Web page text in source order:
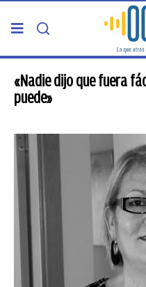
PORTADA
GRAN CANARIA
CANARIAS
5ª COLUMNA
CARTAS DEL DIRECTOR
«Nadie dijo que fuera
puede»